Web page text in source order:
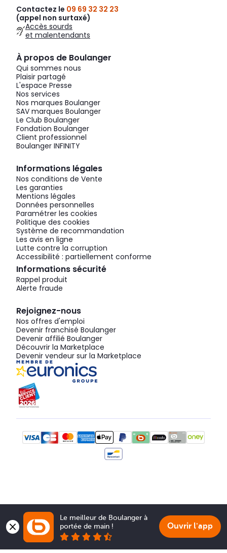
Contactez le 09 69 32 32 23
(appel non surtaxé)
Accès sourds
et malentendants
À propos de Boulanger
Qui sommes nous
Plaisir partagé
L'espace Presse
Nos services
Nos marques Boulanger
SAV marques Boulanger
Le Club Boulanger
Fondation Boulanger
Client professionnel
Boulanger INFINITY
Informations légales
Nos conditions de Vente
Les garanties
Mentions légales
Données personnelles
Paramétrer les cookies
Politique des cookies
Système de recommandation
Les avis en ligne
Lutte contre la corruption
Accessibilité : partiellement conforme
Informations sécurité
Rappel produit
Alerte fraude
Rejoignez-nous
Nos offres d'emploi
Devenir franchisé Boulanger
Devenir affilié Boulanger
Découvrir la Marketplace
Devenir vendeur sur la Marketplace
Le meilleur de Boulanger à
portée de main !
Ouvrir l'app